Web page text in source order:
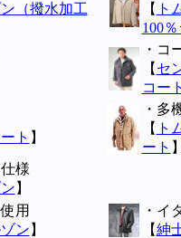
（撥水加工
【 ト
100
・コ
【 セ
コー
ト 】
・多
【 ト
ート
様
】
用
ン 】
・イ
【紳